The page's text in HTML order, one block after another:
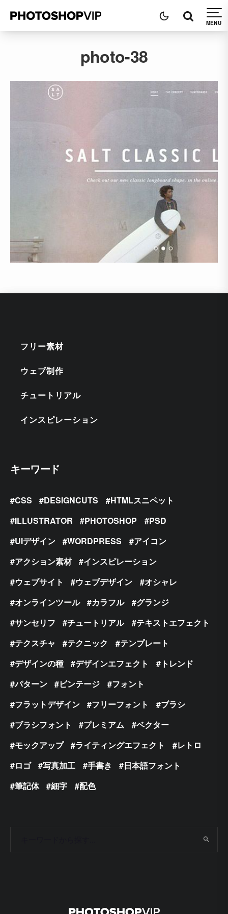
photo-38
フリー素材
ウェブ制作
チュートリアル
インスピレーション
キーワード
CSS DESIGNCUTS
HTMLスニペット
ILLUSTRATOR
PHOTOSHOP
PSD
UIデザイン
WORDPRESS
アイコン
アクション素材
インスピレーション
ウェブサイト
ウェブデザイン
オシャレ
オンラインツール
カラフル
グランジ
サンセリフ
チュートリアル
テキストエフェクト
テクスチャ
テクニック
テンプレート
デザインの種
デザインエフェクト
トレンド
パターン
ビンテージ
フォント
フラットデザイン
フリーフォント
ブラシ
ブラシフォント
プレミアム
ベクター
モックアップ
ライティングエフェクト
レトロ
ロゴ
写真加工 手書き
日本語フォント
筆記体
細字 配色